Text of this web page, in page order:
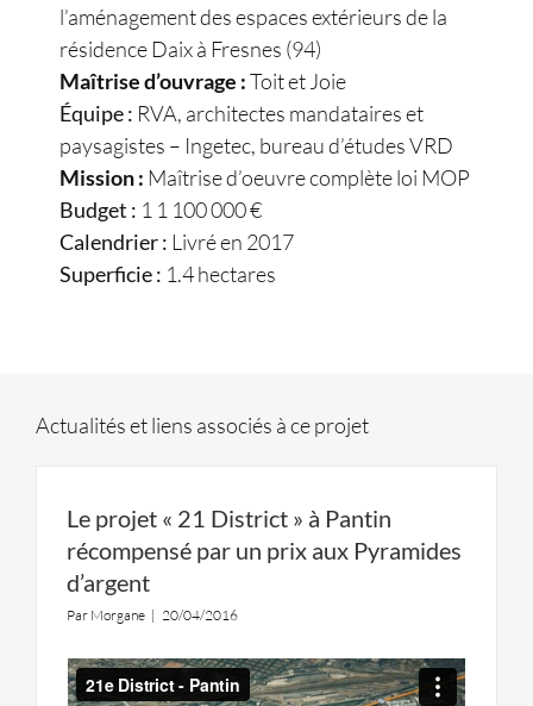
l’aménagement des espaces extérieurs de la
résidence Daix à Fresnes (94)
Maîtrise d’ouvrage :Toit et Joie
Équipe : RVA, architectes mandataires et
paysagistes – Ingetec, bureau d’études VRD
Mission : Maîtrise d’oeuvre complète loi MOP
Budget : 1 1 100 000 €
Calendrier : Livré en 2017
Superficie : 1.4 hectares
Actualités et liens associés à ce projet
Le projet « 21 District » à Pantin
récompensé par un prix aux Pyramides
d’argent
Par Morgane | 20/04/2016